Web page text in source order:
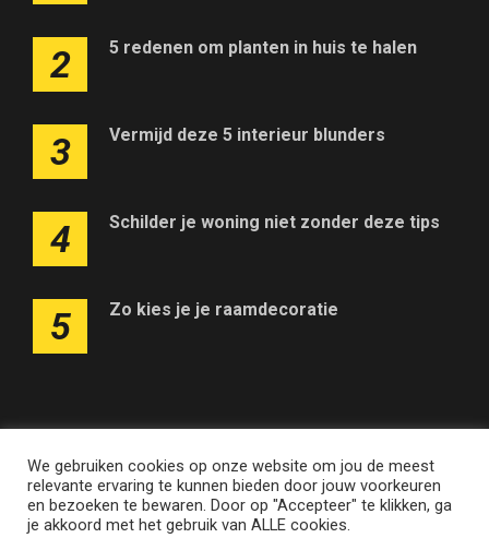
2 5 redenen om planten in huis te halen
3 Vermijd deze 5 interieur blunders
4 Schilder je woning niet zonder deze tips
5 Zo kies je je raamdecoratie
Adverteren op deze website Contact
Disclaimer
Nieuwsbrief
Privacy
We gebruiken cookies op onze website om jou de meest
relevante ervaring te kunnen bieden door jouw voorkeuren
en bezoeken te bewaren. Door op "Accepteer" te klikken, ga
je akkoord met het gebruik van ALLE cookies.